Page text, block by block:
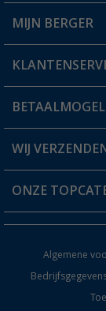
Winkel vinden
MIJN BERGER
Mijn account
Status bestelling
Verlanglijstje
FAQ & Contact
Verzendinformatie
Catalogus
WIJ
ONZE
Keukenaccessoires
Campingmeubilair
Algemene